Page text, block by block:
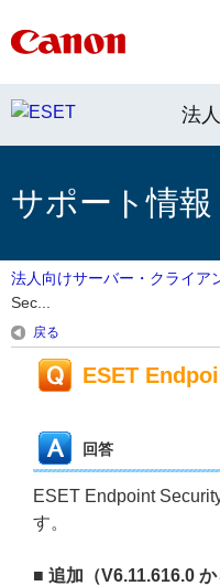
法
サポート情
法人向けサーバー・クライア
Sec...
戻る
ESET
回答
ESET Endpoint
す。
■ 追加（V6.11.616.0 か